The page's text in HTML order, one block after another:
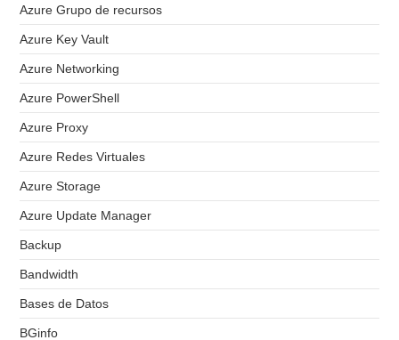
Azure Grupo de recursos
Azure Key Vault
Azure Networking
Azure PowerShell
Azure Proxy
Azure Redes Virtuales
Azure Storage
Azure Update Manager
Backup
Bandwidth
Bases de Datos
BGinfo